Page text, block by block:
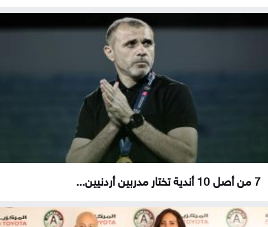
7 من أصل 10 أندية تختار مدربين أردنيين...